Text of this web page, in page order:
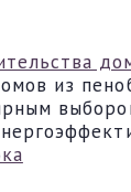
из